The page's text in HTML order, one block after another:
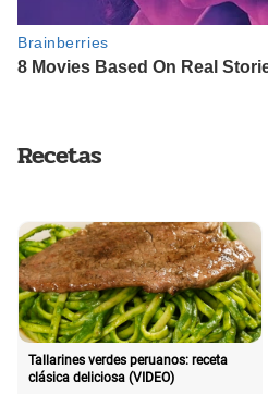
Recetas
Tallarines verdes peruanos: receta
clásica deliciosa (VIDEO)